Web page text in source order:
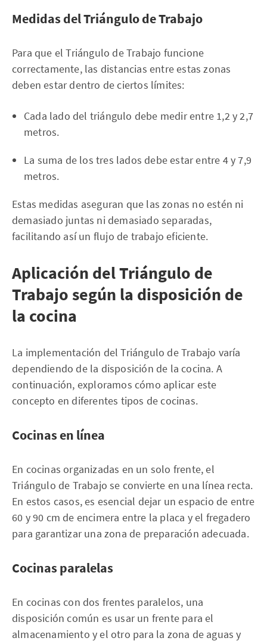
Medidas del Triángulo de Trabajo
Para que el Triángulo de Trabajo funcione
correctamente, las distancias entre estas zonas
deben estar dentro de ciertos límites:
Cada lado del triángulo debe medir entre 1,2 y 2,7
metros.
La suma de los tres lados debe estar entre 4 y 7,9
metros.
Estas medidas aseguran que las zonas no estén ni
demasiado juntas ni demasiado separadas,
facilitando así un flujo de trabajo eficiente.
Aplicación del Triángulo de
Trabajo según la disposición de
la cocina
La implementación del Triángulo de Trabajo varía
dependiendo de la disposición de la cocina. A
continuación, exploramos cómo aplicar este
concepto en diferentes tipos de cocinas.
Cocinas en línea
En cocinas organizadas en un solo frente, el
Triángulo de Trabajo se convierte en una línea recta.
En estos casos, es esencial dejar un espacio de entre
60 y 90 cm de encimera entre la placa y el fregadero
para garantizar una zona de preparación adecuada.
Cocinas paralelas
En cocinas con dos frentes paralelos, una
disposición común es usar un frente para el
almacenamiento y el otro para la zona de aguas y